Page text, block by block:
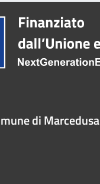
di Marcedusa